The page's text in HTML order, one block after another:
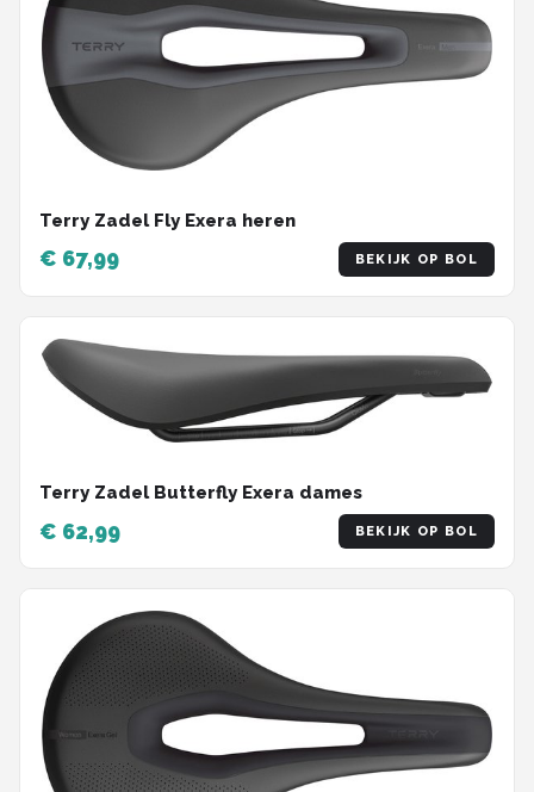
Terry Zadel Fly Exera heren
€ 67,99 BEKIJK OP BOL
Terry Zadel Butterfly Exera dames
€ 62,99 BEKIJK OP BOL